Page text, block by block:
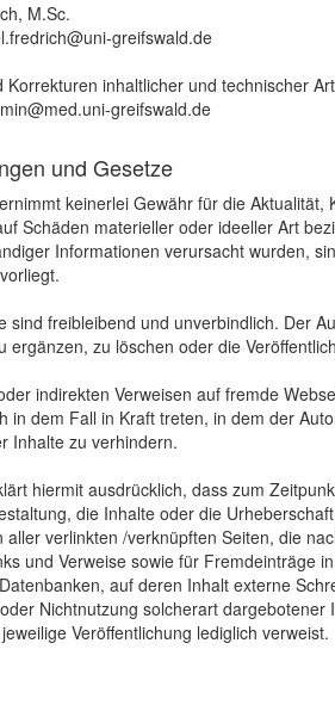
M.Sc.
greifswald.de
Korrekturen inhaltlicher und technischer
greifswald.de
und Gesetze
keinerlei Gewähr für die
Schäden materieller oder ideeller Art
Informationen verursacht wurden,
sind freibleibend und unverbindlich. Der
ergänzen, zu löschen oder die
indirekten Verweisen auf fremde
in dem Fall in Kraft treten, in dem der
Inhalte zu verhindern.
hiermit ausdrücklich, dass zum
die Inhalte oder die
aller verlinkten /verknüpften Seiten, die
und Verweise sowie für Fremdeinträge
auf deren Inhalt externe
Nichtnutzung solcherart
Veröffentlichung lediglich verweist.